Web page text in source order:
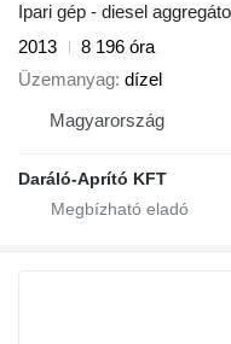
Ipari gép - diesel
2013
8 196 óra
Üzemanyag dízel
Magyarország
Daráló-Aprító KFT